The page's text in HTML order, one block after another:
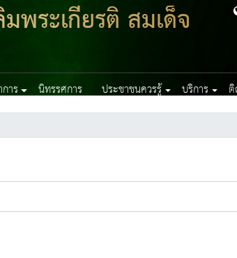
พระเกียรติ สมเด็จ
าร นิทรรศการ ประชาชนควรรู้ บริการ